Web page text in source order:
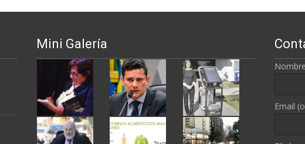
Mini Galería
Email